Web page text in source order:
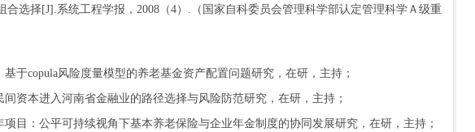
合选择 [J].系统工程学报， 2008（4） . （国家自科委员会管理科学部认定管理科学Ａ级重
基于copula风险度量模型的养老基金资产配置问题研究，在研，主持；
资本进入河南省金融业的路径选择与风险防范研究，在研，主持；
目：公平可持续视角下基本养老保险与企业年金制度的协同发展研究，在研，主持；